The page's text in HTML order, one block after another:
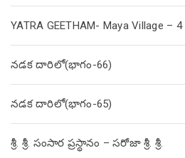
YATRA GEETHAM- Maya Village – 4
నడక దారిలో(భాగం-66)
నడక దారిలో(భాగం-65)
శ్రీ. శ్రీ. సంసార ప్రస్థానం – సరోజా శ్రీ. శ్రీ.